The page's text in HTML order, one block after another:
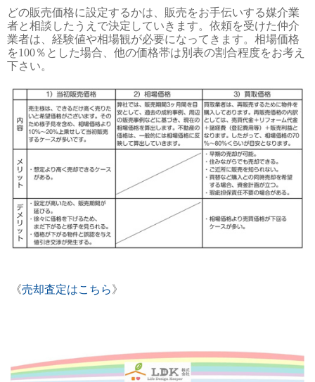
どの販売価格に設定するかは、販売をお手伝いする媒介業
者と相談したうえで決定していきます。依頼を受けた仲介
業者は、経験値や相場観が必要になってきます。相場価格
を100％とした場合、他の価格帯は別表の割合程度をお考え
下さい。
《売却査定はこちら》